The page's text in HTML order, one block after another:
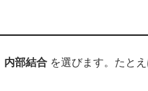
内部結合 を選びます。たと